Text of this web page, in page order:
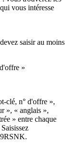
vous intéresse
saisir au moins
»
clé, n° d'offre »,
», « anglais »,
» entre chaque